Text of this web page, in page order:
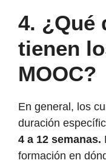
4. ¿Qué
tienen
MOOC?
En general, los
duración
4 a 12 semanas.
formación en